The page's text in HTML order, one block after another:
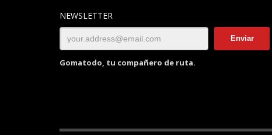
NEWSLETTER
Gomatodo, tu compañero de ruta.